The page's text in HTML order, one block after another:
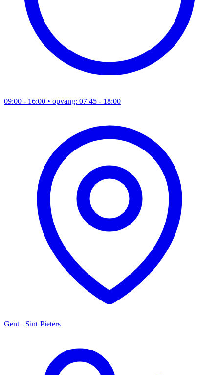
09:00 - 16:00 • opvang: 07:45 - 18:00
Gent - Sint-Pieters